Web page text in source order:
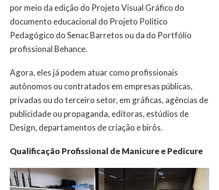
por meio da edição do Projeto Visual Gráfico do
documento educacional do Projeto Político
Pedagógico do Senac Barretos ou da do Portfólio
profissional Behance.
Agora, eles já podem atuar como profissionais
autônomos ou contratados em empresas públicas,
privadas ou do terceiro setor, em gráficas, agências de
publicidade ou propaganda, editoras, estúdios de
Design, departamentos de criação e birôs.
Qualificação Profissional de Manicure e Pedicure